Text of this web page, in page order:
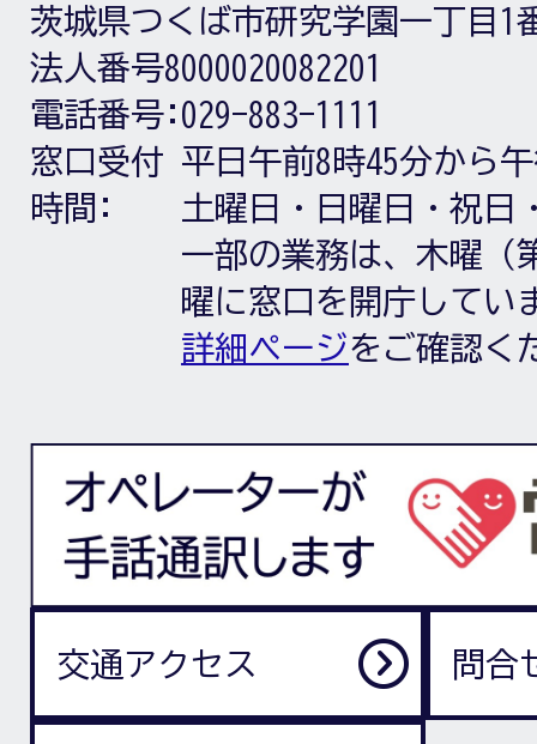
茨城県つくば市研究学園一丁目1
法人番号8000020082201
電話番号: 029-883-1111
窓口受付
時間:
平日午前8時45分から
土曜日・日曜日・祝日
一部の業務は、木曜（
曜に窓口を開庁してい
詳細ページをご確認く
交通アクセス 問合